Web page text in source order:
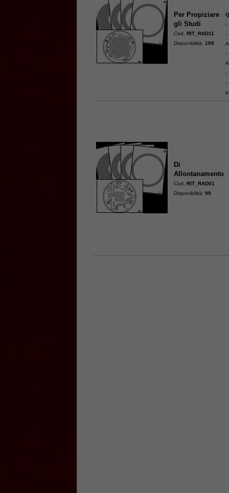
Per Propiziare
gli Studi
Cod.RIT_RAD11
Disponibilità:100
-
-
-
-
-
Di
Allontanamento
Cod.RIT_RAD01
Disponibilità:99